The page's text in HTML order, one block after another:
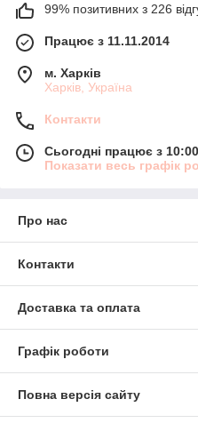
99% позитивних з 226
Працює з 11.11.2014
м. Харків
Харків, Україна
Контакти
Сьогодні працює з
Показати весь графік
Про нас
Контакти
Доставка та оплата
Графік роботи
Повна версія сайту